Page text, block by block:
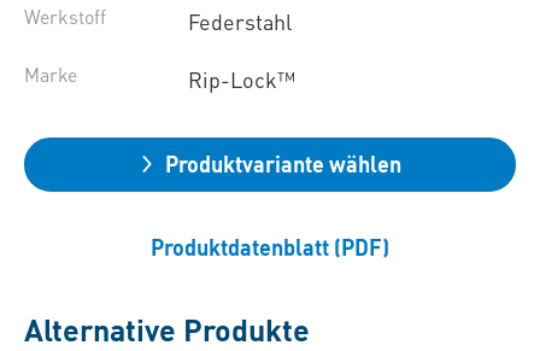
Werkstoff Federstahl
Marke Rip-Lock™
Produktvariante wählen
Produktdatenblatt (PDF)
Alternative Produkte